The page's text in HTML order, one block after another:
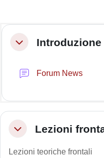
Schema
MinimizzaIntroduzione
Forum News
MinimizzaLezioni
Lezioni teoriche frontali